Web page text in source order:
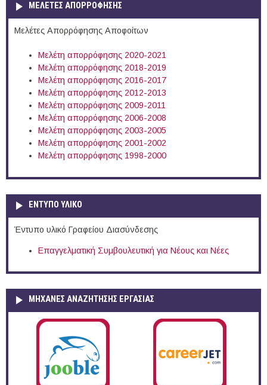
ΜΕΛΕΤΕΣ ΑΠΟΡΡΟΦΗΣΗΣ
Μελέτες Απορρόφησης Αποφοίτων
Μελέτη απορρόφησης 2020-2021
Μελέτη απορρόφησης 2018-2019
Μελέτη απορρόφησης 2016-2017
Μελέτη απορρόφησης 2012-2013
Μελέτη απορρόφησης 2009-2011
Μελέτη απορρόφησης 2006-2008
Μελέτη απορρόφησης 2003-2005
Μελέτη απορρόφησης 2001-2002
Μελέτη απορρόφησης 1998-2000
ΕΝΤΥΠΟ ΥΛΙΚΟ
Έντυπο υλικό Γραφείου Διασύνδεσης
Επαγγελματική Συμβουλευτική για Νέους και Νέες
ΜΗΧΑΝΕΣ ΑΝΑΖΗΤΗΣΗΣ ΕΡΓΑΣΙΑΣ